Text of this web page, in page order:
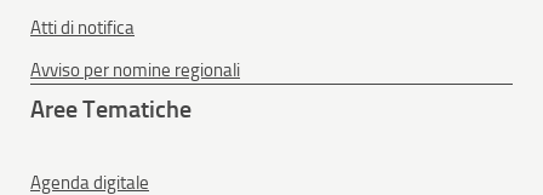
Atti di notifica
Avviso per nomine regionali
Aree Tematiche
Agenda digitale